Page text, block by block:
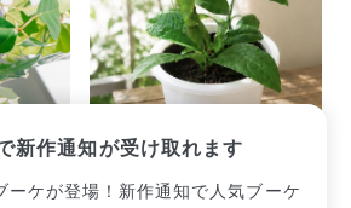
新作通知が受け取れます
ーケが登場！新作通知で人気ブーケ
¥2,915